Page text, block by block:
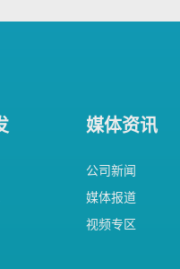
媒体资讯
公司新闻
媒体报道
视频专区